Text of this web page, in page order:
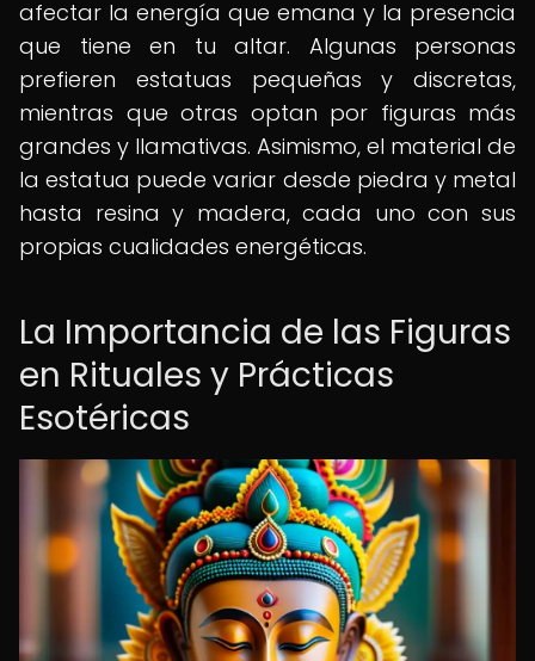
afectar la energía que emana y la presencia
que tiene en tu altar. Algunas personas
prefieren estatuas pequeñas y discretas,
mientras que otras optan por figuras más
grandes y llamativas. Asimismo, el material de
la estatua puede variar desde piedra y metal
hasta resina y madera, cada uno con sus
propias cualidades energéticas.
La Importancia de las Figuras
en Rituales y Prácticas
Esotéricas